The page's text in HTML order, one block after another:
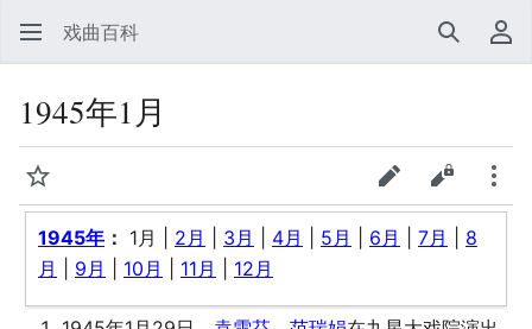
戏曲百科 搜索 用
1945年1月
监视 查看表单查看源代
更多
1945年 ： 1月 2月 3月 4月 5月 6月 7月
8
月
9月 10月 11月 12月